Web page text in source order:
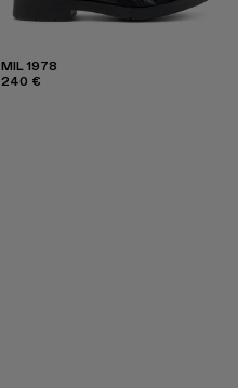
MIL 1978
240 €